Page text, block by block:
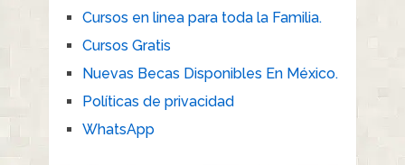
Cursos en linea para toda la Familia.
Cursos Gratis
Nuevas Becas Disponibles En México.
Políticas de privacidad
WhatsApp